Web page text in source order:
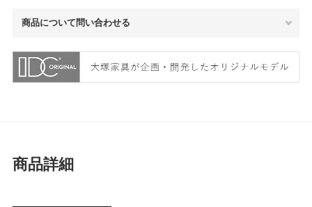
商品について問い合わせる
商品詳細